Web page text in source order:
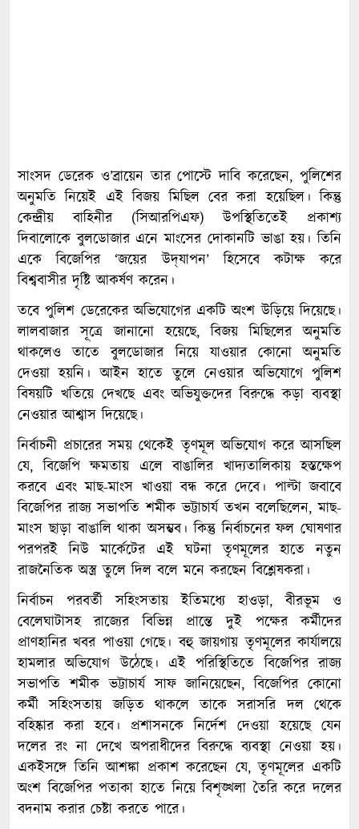
সাংসদ ডেরেক ও’ব্রায়েন তার পোস্টে দাবি করেছেন, পুলিশের
অনুমতি নিয়েই এই বিজয় মিছিল বের করা হয়েছিল। কিন্তু
কেন্দ্রীয় বাহিনীর (সিআরপিএফ) উপস্থিতিতেই প্রকাশ্য
দিবালোকে বুলডোজার এনে মাংসের দোকানটি ভাঙা হয়। তিনি
একে বিজেপির ‘জয়ের উদ্‌যাপন’ হিসেবে কটাক্ষ করে
বিশ্ববাসীর দৃষ্টি আকর্ষণ করেন।
তবে পুলিশ ডেরেকের অভিযোগের একটি অংশ উড়িয়ে দিয়েছে।
লালবাজার সূত্রে জানানো হয়েছে, বিজয় মিছিলের অনুমতি
থাকলেও তাতে বুলডোজার নিয়ে যাওয়ার কোনো অনুমতি
দেওয়া হয়নি। আইন হাতে তুলে নেওয়ার অভিযোগে পুলিশ
বিষয়টি খতিয়ে দেখছে এবং অভিযুক্তদের বিরুদ্ধে কড়া ব্যবস্থা
নেওয়ার আশ্বাস দিয়েছে।
নির্বাচনী প্রচারের সময় থেকেই তৃণমূল অভিযোগ করে আসছিল
যে, বিজেপি ক্ষমতায় এলে বাঙালির খাদ্যতালিকায় হস্তক্ষেপ
করবে এবং মাছ-মাংস খাওয়া বন্ধ করে দেবে। পাল্টা জবাবে
বিজেপির রাজ্য সভাপতি শমীক ভট্টাচার্য তখন বলেছিলেন, মাছ-
মাংস ছাড়া বাঙালি থাকা অসম্ভব। কিন্তু নির্বাচনের ফল ঘোষণার
পরপরই নিউ মার্কেটের এই ঘটনা তৃণমূলের হাতে নতুন
রাজনৈতিক অস্ত্র তুলে দিল বলে মনে করছেন বিশ্লেষকরা।
নির্বাচন পরবর্তী সহিংসতায় ইতিমধ্যে হাওড়া, বীরভূম ও
বেলেঘাটাসহ রাজ্যের বিভিন্ন প্রান্তে দুই পক্ষের কর্মীদের
প্রাণহানির খবর পাওয়া গেছে। বহু জায়গায় তৃণমূলের কার্যালয়ে
হামলার অভিযোগ উঠেছে। এই পরিস্থিতিতে বিজেপির রাজ্য
সভাপতি শমীক ভট্টাচার্য সাফ জানিয়েছেন, বিজেপির কোনো
কর্মী সহিংসতায় জড়িত থাকলে তাকে সরাসরি দল থেকে
বহিষ্কার করা হবে। প্রশাসনকে নির্দেশ দেওয়া হয়েছে যেন
দলের রং না দেখে অপরাধীদের বিরুদ্ধে ব্যবস্থা নেওয়া হয়।
একইসঙ্গে তিনি আশঙ্কা প্রকাশ করেছেন যে, তৃণমূলের একটি
অংশ বিজেপির পতাকা হাতে নিয়ে বিশৃঙ্খলা তৈরি করে দলের
বদনাম করার চেষ্টা করতে পারে।